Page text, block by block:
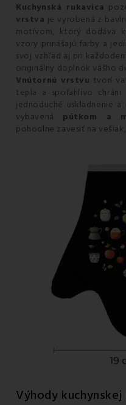
Kuchynská rukavica
vrstva je vyrobená z
motívom, ktorý dodáva
vzory prinášajú farby a
svoj vzhľad aj pri
originálny doplnok vášho
Vnútornú vrstvu tvorí
tepla a spoľahlivo chráni
jednoduché uskladnenie
vybavená pútkom a
pohodlne zavesiť na
Výhody kuchynskej